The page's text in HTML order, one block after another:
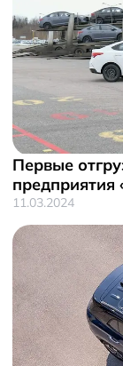
Первые
11.03.2024